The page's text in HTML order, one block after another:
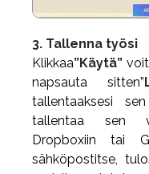
3. Tallenna työsi
Klikkaa”Käytä”
napsauta sitten”
tallentaaksesi
tallentaa sen
Dropboxiin tai
sähköpostitse,